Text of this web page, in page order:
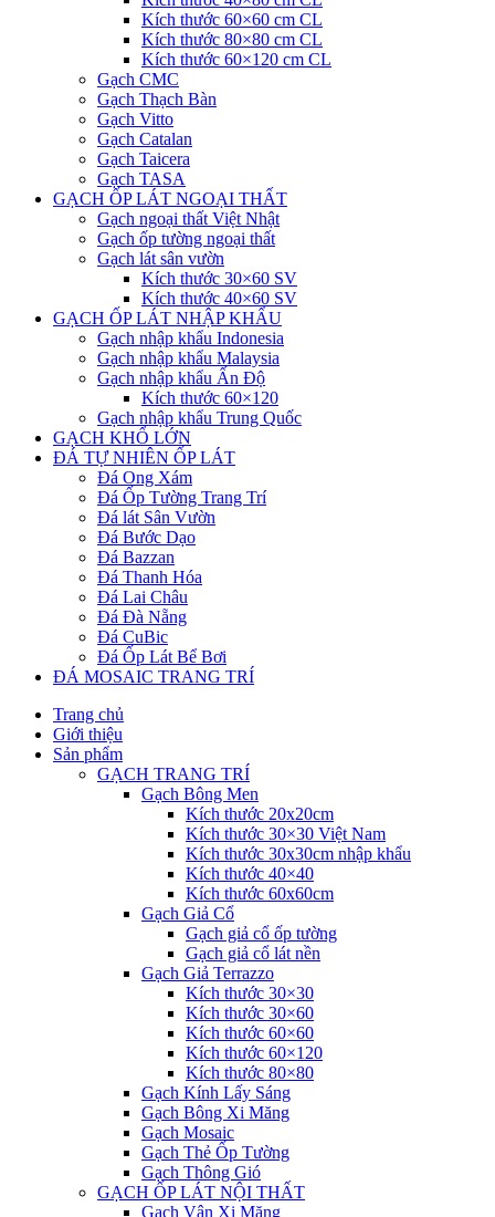
Kích thước 60×60 cm CL
Kích thước 80×80 cm CL
Kích thước 60×120 cm CL
Gạch CMC
Gạch Thạch Bàn
Gạch Vitto
Gạch Catalan
Gạch Taicera
Gạch TASA
GẠCH ỐP LÁT NGOẠI THẤT
Gạch ngoại thất Việt Nhật
Gạch ốp tường ngoại thất
Gạch lát sân vườn
Kích thước 30×60 SV
Kích thước 40×60 SV
GẠCH ỐP LÁT NHẬP KHẨU
Gạch nhập khẩu Indonesia
Gạch nhập khẩu Malaysia
Gạch nhập khẩu Ấn Độ
Kích thước 60×120
Gạch nhập khẩu Trung Quốc
GẠCH KHỔ LỚN
ĐÁ TỰ NHIÊN ỐP LÁT
Đá Ong Xám
Đá Ốp Tường Trang Trí
Đá lát Sân Vườn
Đá Bước Dạo
Đá Bazzan
Đá Thanh Hóa
Đá Lai Châu
Đá Đà Nẵng
Đá CuBic
Đá Ốp Lát Bể Bơi
ĐÁ MOSAIC TRANG TRÍ
Trang chủ
Giới thiệu
Sản phẩm
GẠCH TRANG TRÍ
Gạch Bông Men
Kích thước 20x20cm
Kích thước 30×30 Việt Nam
Kích thước 30x30cm nhập khẩu
Kích thước 40×40
Kích thước 60x60cm
Gạch Giả Cổ
Gạch giả cổ ốp tường
Gạch giả cổ lát nền
Gạch Giả Terrazzo
Kích thước 30×30
Kích thước 30×60
Kích thước 60×60
Kích thước 60×120
Kích thước 80×80
Gạch Kính Lấy Sáng
Gạch Bông Xi Măng
Gạch Mosaic
Gạch Thẻ Ốp Tường
Gạch Thông Gió
GẠCH ỐP LÁT NỘI THẤT
Gạch Vân Xi Măng